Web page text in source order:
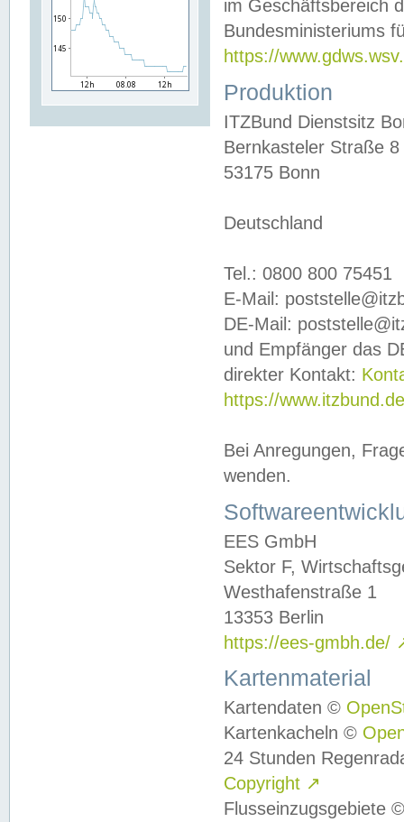
im Geschäftsbereich
Bundesministeriums
https://
Produktion
ITZBund Dienstsitz
Bernkasteler Straße 8
53175 Bonn
Deutschland
Tel.: 0800 800 75451
E-Mail:
DE-Mail:
und Empfänger das
direkter Kontakt:
https://
Bei Anregungen,
wenden.
EES GmbH
Sektor F,
Westhafenstraße 1
13353 Berlin
https://ees-gmbh.de/
Kartenmaterial
Kartendaten ©
Kartenkacheln ©
24 Stunden
Copyright ↗
Flusseinzugsgebiete